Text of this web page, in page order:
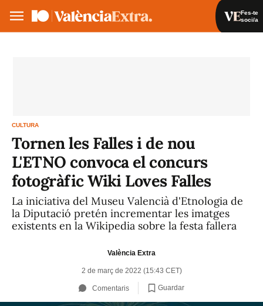
Fes-te
soci/a
CULTURA
Tornen les Falles i de nou
L'ETNO convoca el concurs
fotogràfic Wiki Loves Falles
La iniciativa del Museu Valencià d'Etnologia de
la Diputació pretén incrementar les imatges
existents en la Wikipedia sobre la festa fallera
València Extra
2 de març de 2022 (15:43 CET)
Comentaris Guardar